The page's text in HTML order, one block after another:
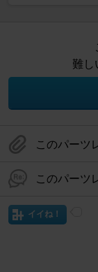
難し
このパーツ
このパーツ
イイね！